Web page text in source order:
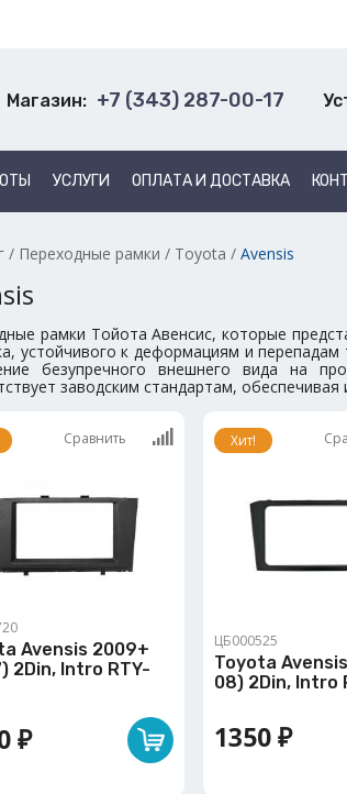
Магазин: +7 (343) 287-00-17
УСЛУГИ ОПЛАТА И ДОСТАВКА
/ Переходные рамки / Toyota / Avensis
рамки Тойота Авенсис, которые
устойчивого к деформациям и
безупречного внешнего вида на
заводским стандартам,
Сравнить
Avensis 2009+
2Din, Intro RTY-
₽
Хит!
ЦБ000525
Toyota
08) 2Din, Intro
1350 ₽